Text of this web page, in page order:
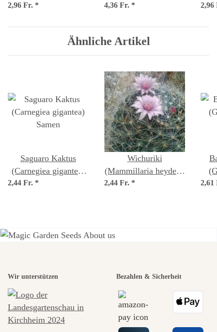
phaeacantha) Samen
2,96 Fr. *
Samen
4,36 Fr. *
Ähnliche Artikel
Saguaro Kaktus
(Carnegiea gigantea)
Samen
2,44 Fr. *
Wichuriki
(Mammillaria heyderi)
Samen
2,44 Fr. *
schönsten
Wege zu uns
Wir unterstützen Bezahlen & Sicherheit